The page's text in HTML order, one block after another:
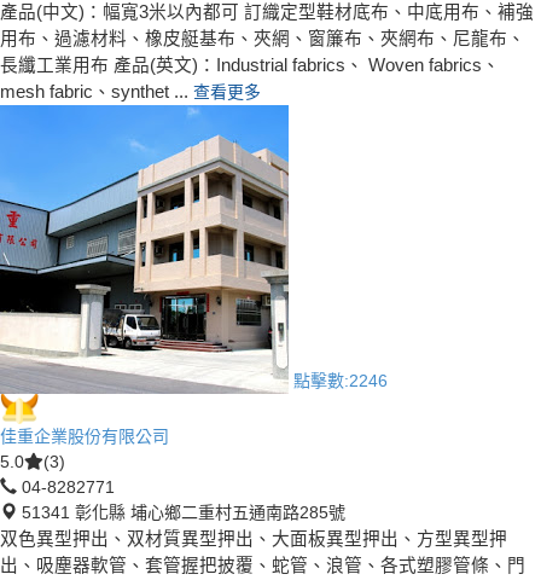
產品(中文)：幅寬3米以內都可 訂織定型鞋材底布、中底用布、補強
用布、過濾材料、橡皮艇基布、夾網、窗簾布、夾網布、尼龍布、
長纖工業用布 產品(英文)：Industrial fabrics、 Woven fabrics、
mesh fabric、synthet ... 查看更多
點擊數:2246
佳重企業股份有限公司
5.0
(3)
04-8282771
51341 彰化縣 埔心鄉二重村五通南路285號
双色異型押出、双材質異型押出、大面板異型押出、方型異型押
出、吸塵器軟管、套管握把披覆、蛇管、浪管、各式塑膠管條、門